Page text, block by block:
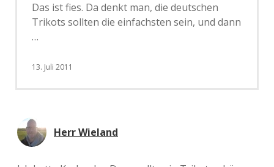
Das ist fies. Da denkt man, die deutschen
Trikots sollten die einfachsten sein, und dann
…
13. Juli 2011
Herr Wieland